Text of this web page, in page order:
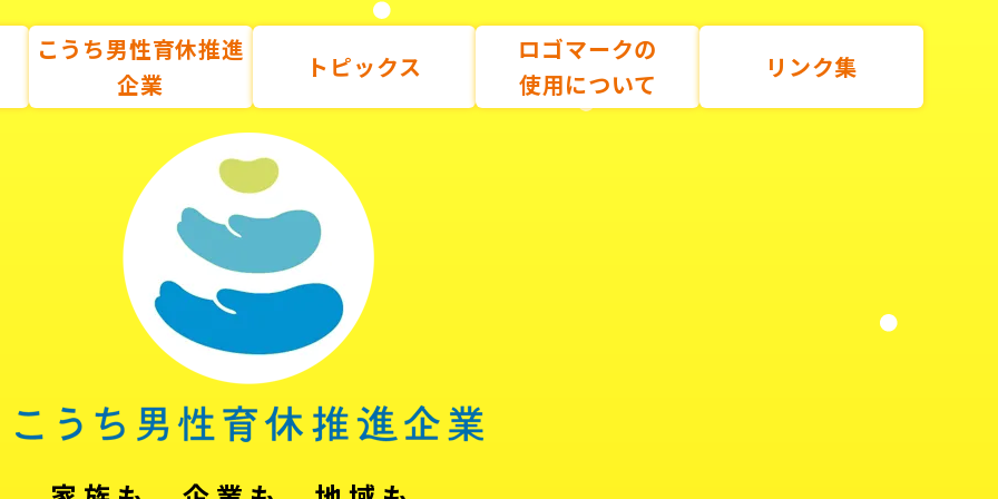
こうち男性育休推進
企業
トピックス
ロゴマークの
使用について
リンク集